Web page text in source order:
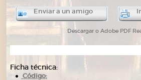
Enviar a un amigo
Descargar o Adobe PDF
Ficha técnica:
Código: